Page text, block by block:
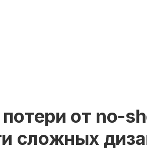
от no-
сложных